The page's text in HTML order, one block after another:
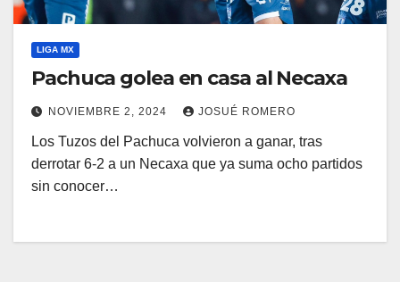
LIGA MX
Pachuca golea en casa al Necaxa
NOVIEMBRE 2, 2024 JOSUÉ ROMERO
Los Tuzos del Pachuca volvieron a ganar, tras
derrotar 6-2 a un Necaxa que ya suma ocho partidos
sin conocer…